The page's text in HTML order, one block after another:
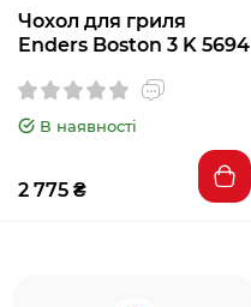
Чохол для гриля
Enders Boston 3 K 5694
В наявності
2 775 ₴